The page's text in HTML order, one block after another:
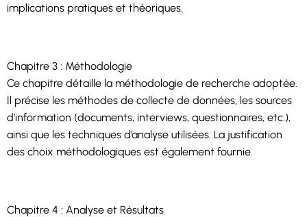
implications pratiques et théoriques.
Chapitre 3 : Méthodologie
Ce chapitre détaille la méthodologie de recherche adoptée.
Il précise les méthodes de collecte de données, les sources
d’information (documents, interviews, questionnaires, etc.),
ainsi que les techniques d’analyse utilisées. La justification
des choix méthodologiques est également fournie.
Chapitre 4 : Analyse et Résultats